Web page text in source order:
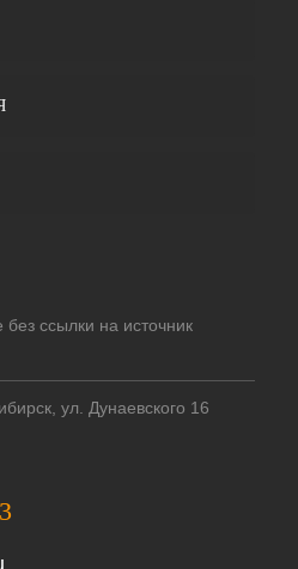
ссылки на источник
ул. Дунаевского 16